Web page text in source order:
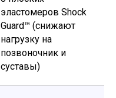
эластомеров Shock
Guard™ (снижают
нагрузку на
позвоночник и
суставы)